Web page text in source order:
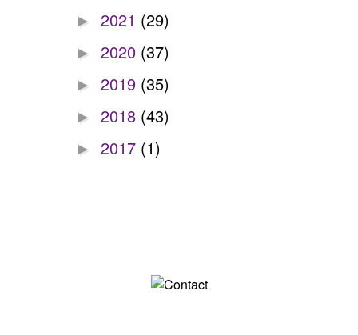
► 2021 (29)
► 2020 (37)
► 2019 (35)
► 2018 (43)
► 2017 (1)